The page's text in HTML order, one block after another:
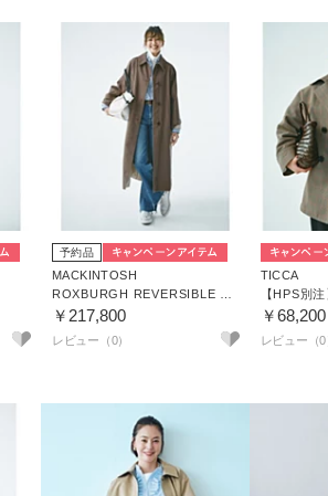
予約品
MACKINTOSH
￥217,800
TICCA
￥68,200